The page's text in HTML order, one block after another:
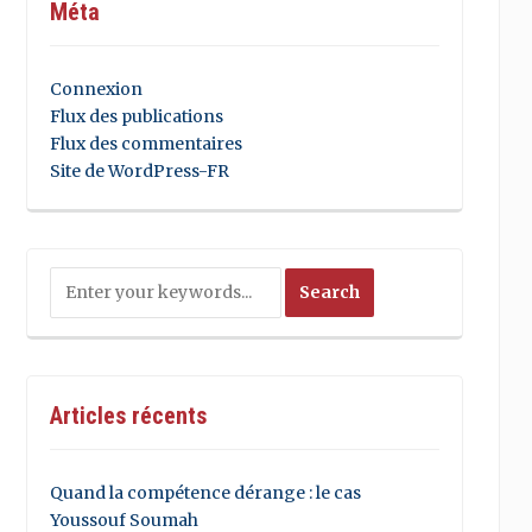
Méta
Connexion
Flux des publications
Flux des commentaires
Site de WordPress-FR
Articles récents
Quand la compétence dérange : le cas
Youssouf Soumah